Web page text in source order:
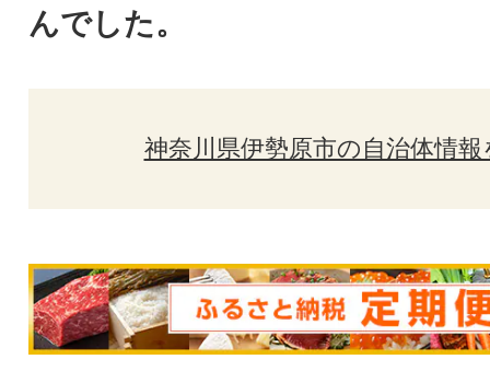
んでした。
神奈川県伊勢原市の自治体情報